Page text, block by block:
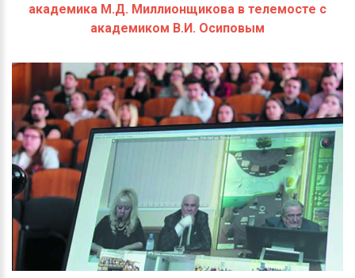
академика М.Д. Миллионщикова в телемосте с
академиком В.И. Осиповым